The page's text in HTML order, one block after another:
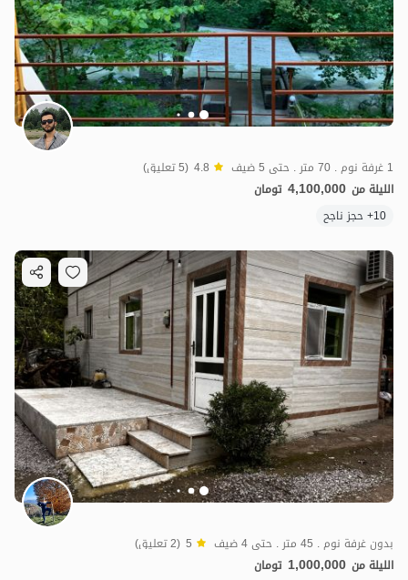
1 غرفة نوم . 70 متر . حتى 5 ضيف 4.8 (5 تعليق)
الليلة من 4,100,000 تومان
10+ حجز ناجح
بدون غرفة نوم . 45 متر . حتى 4 ضيف 5 (2 تعليق)
الليلة من 1,000,000 تومان